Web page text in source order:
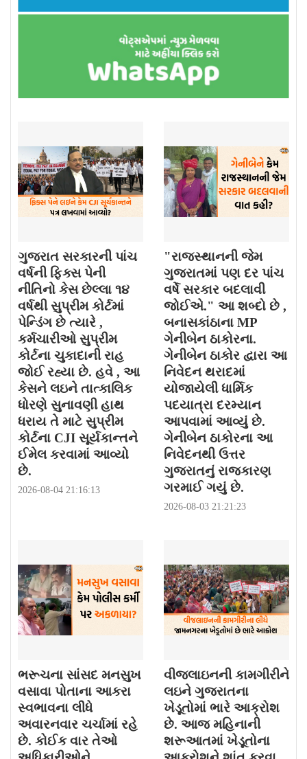
ગુજરાત સરકારની પાંચ
વર્ષની ફિક્સ પેની
નીતિનો કેસ છેલ્લા ૧૪
વર્ષથી સુપ્રીમ કોર્ટમાં
પેન્ડિંગ છે ત્યારે ,
કર્મચારીઓ સુપ્રીમ
કોર્ટના ચુકાદાની રાહ
જોઈ રહ્યા છે. હવે , આ
કેસને લઇને તાત્કાલિક
ધોરણે સુનાવણી હાથ
ધરાય તે માટે સુપ્રીમ
કોર્ટના CJI સૂર્યકાન્તને
ઈમેલ કરવામાં આવ્યો
છે.
2026-08-04 21:16:13
"રાજસ્થાનની જેમ
ગુજરાતમાં પણ દર પાંચ
વર્ષે સરકાર બદલાવી
જોઈએ." આ શબ્દો છે ,
બનાસકાંઠાના MP
ગેનીબેન ઠાકોરના.
ગેનીબેન ઠાકોર દ્વારા આ
નિવેદન થરાદમાં
યોજાયેલી ધાર્મિક
પદયાત્રા દરમ્યાન
આપવામાં આવ્યું છે.
ગેનીબેન ઠાકોરના આ
નિવેદનથી ઉત્તર
ગુજરાતનું રાજકારણ
ગરમાઈ ગયું છે.
2026-08-03 21:21:23
ભરૂચના સાંસદ મનસુખ
વસાવા પોતાના આકરા
સ્વભાવના લીધે
અવારનવાર ચર્ચામાં રહે
છે. કોઈક વાર તેઓ
વીજલાઇનની કામગીરીને
લઇને ગુજરાતના
ખેડૂતોમાં ભારે આક્રોશ
છે. આજ મહિનાની
શરૂઆતમાં ખેડૂતોના